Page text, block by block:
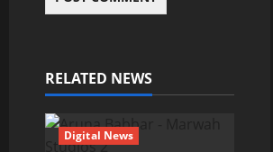
RELATED NEWS
Digital News